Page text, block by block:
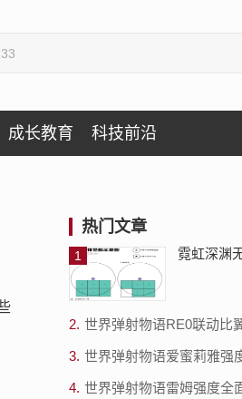
成长教育 科技前沿
热门文章
1 霓虹深渊
2. 世界弹射物语RE0联动比
3. 世界弹射物语爱蜜莉雅强
4. 世界弹射物语雷姆强度全